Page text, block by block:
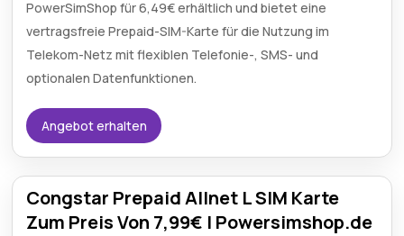
PowerSimShop für 6,49€ erhältlich und bietet eine
vertragsfreie Prepaid-SIM-Karte für die Nutzung im
Telekom-Netz mit flexiblen Telefonie-, SMS- und
optionalen Datenfunktionen.
Angebot erhalten
Congstar Prepaid Allnet L SIM Karte
Zum Preis Von 7,99€ | Powersimshop.de